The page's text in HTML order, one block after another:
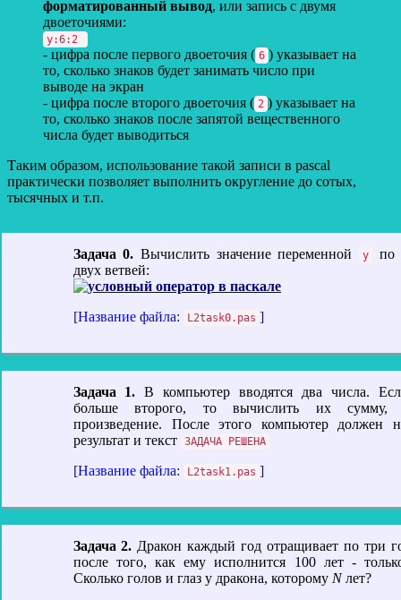
форматированный вывод, или запись с двумя
двоеточиями:
y:6:2
- цифра после первого двоеточия ( 6 ) указывает на
то, сколько знаков будет занимать число при
выводе на экран
- цифра после второго двоеточия ( 2 ) указывает на
то, сколько знаков после запятой вещественного
числа будет выводиться
Таким образом, использование такой записи в pascal
практически позволяет выполнить округление до сотых,
тысячных и т.п.
Задача 0. Вычислить значение переменной у
по
двух ветвей:
[Название файла: L2task0.pas ]
Задача 1. В компьютер вводятся два числа.
больше второго, то вычислить их
произведение. После этого компьютер должен
результат и текст ЗАДАЧА РЕШЕНА
[Название файла: L2task1.pas ]
Задача 2. Дракон каждый год отращивает по три
после того, как ему исполнится 100 лет -
Сколько голов и глаз у дракона, которому Nлет?